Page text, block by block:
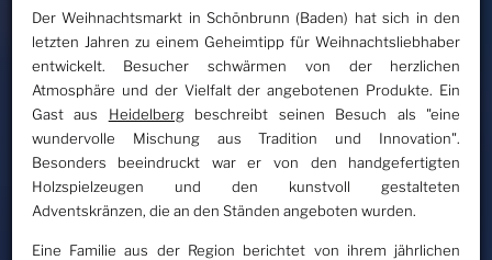
Der Weihnachtsmarkt in Schönbrunn (Baden) hat sich in den
letzten Jahren zu einem Geheimtipp für Weihnachtsliebhaber
entwickelt. Besucher schwärmen von der herzlichen
Atmosphäre und der Vielfalt der angebotenen Produkte. Ein
Gast aus Heidelbergbeschreibt seinen Besuch als "eine
wundervolle Mischung aus Tradition und Innovation".
Besonders beeindruckt war er von den handgefertigten
Holzspielzeugen und den kunstvoll gestalteten
Adventskränzen, die an den Ständen angeboten wurden.
Eine Familie aus der Region berichtet von ihrem jährlichen